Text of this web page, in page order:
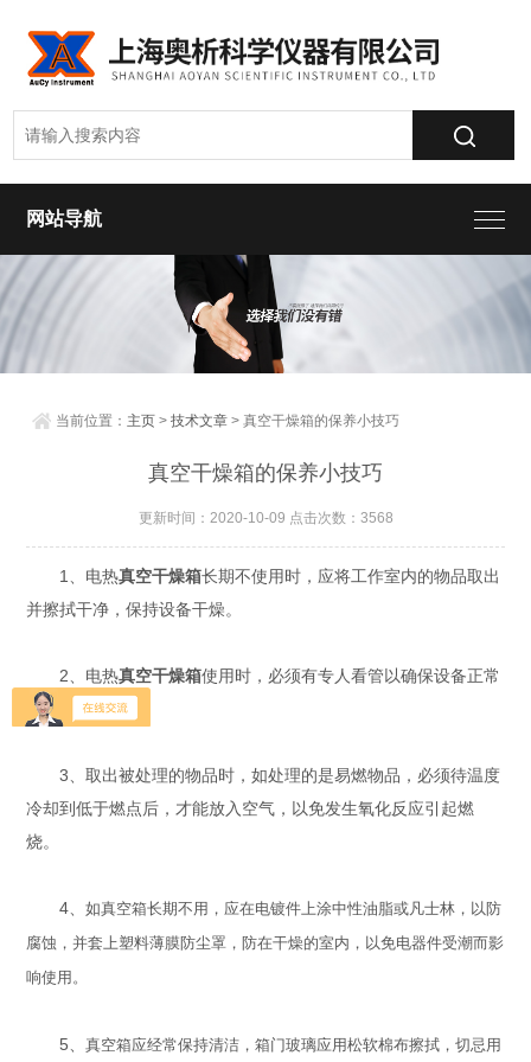
网站导航
当前位置： 主页 >技术文章 > 真空干燥箱的保养小技巧
真空干燥箱的保养小技巧
更新时间：2020-10-09 点击次数：3568
1、电热真空干燥箱长期不使用时，应将工作室内的物品取出
并擦拭干净，保持设备干燥。
2、电热真空干燥箱使用时，必须有专人看管以确保设备正常
运行。
3、取出被处理的物品时，如处理的是易燃物品，必须待温度
冷却到低于燃点后，才能放入空气，以免发生氧化反应引起燃
烧。
4、如真空箱长期不用，应在电镀件上涂中性油脂或凡士林，以防
腐蚀，并套上塑料薄膜防尘罩，防在干燥的室内，以免电器件受潮而影
响使用。
5、真空箱应经常保持清洁，箱门玻璃应用松软棉布擦拭，切忌用